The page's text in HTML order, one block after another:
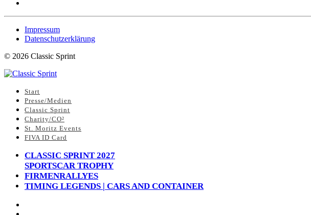
Impressum
Datenschutzerklärung
© 2026 Classic Sprint
Start
Presse/Medien
Classic Sprint
Charity/CO²
St. Moritz Events
FIVA ID Card
CLASSIC SPRINT 2027
SPORTSCAR TROPHY
FIRMENRALLYES
TIMING LEGENDS | CARS AND CONTAINER